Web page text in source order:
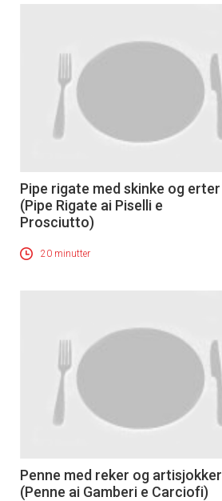
Pipe rigate med skinke og erter
(Pipe Rigate ai Piselli e
Prosciutto)
20 minutter
Penne med reker og artisjokker
(Penne ai Gamberi e Carciofi)